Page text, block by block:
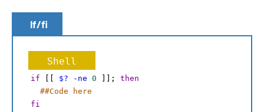
If/fi
Shell
if $? -ne 0 ]]; then
##Code here
fi